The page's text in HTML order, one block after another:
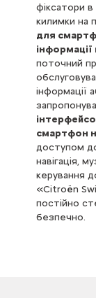
фіксатори в
килимки на
для
поточний
інформації
смартфон
доступом
навігація,
керування
«Citroën
постійно
безпечно.